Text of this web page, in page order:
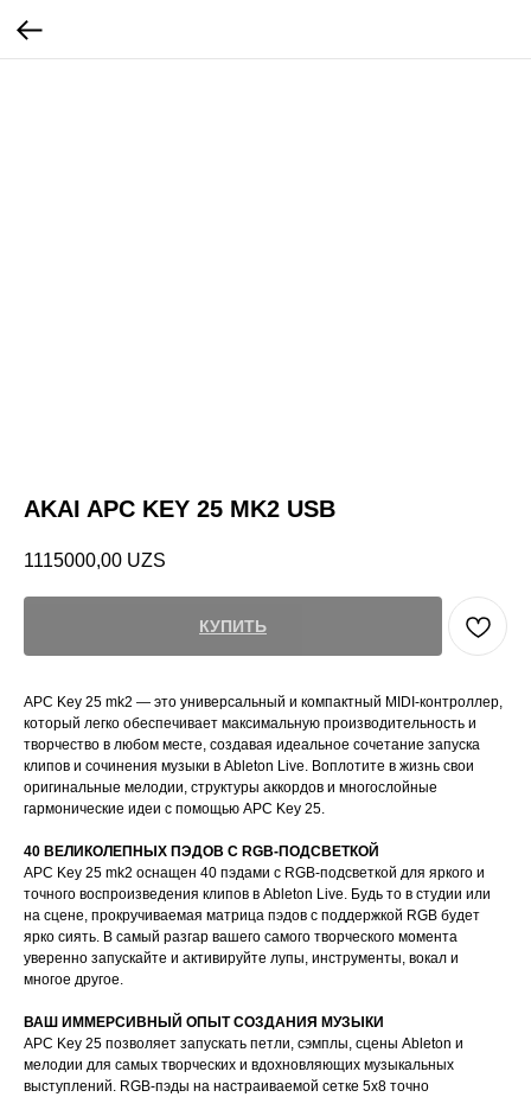
AKAI APC KEY 25 MK2 USB
1115000,00 UZS
КУПИТЬ
APC Key 25 mk2 — это универсальный и компактный MIDI-контроллер,
который легко обеспечивает максимальную производительность и
творчество в любом месте, создавая идеальное сочетание запуска
клипов и сочинения музыки в Ableton Live. Воплотите в жизнь свои
оригинальные мелодии, структуры аккордов и многослойные
гармонические идеи с помощью APC Key 25.
40 ВЕЛИКОЛЕПНЫХ ПЭДОВ С RGB-ПОДСВЕТКОЙ
APC Key 25 mk2 оснащен 40 пэдами с RGB-подсветкой для яркого и
точного воспроизведения клипов в Ableton Live. Будь то в студии или
на сцене, прокручиваемая матрица пэдов с поддержкой RGB будет
ярко сиять. В самый разгар вашего самого творческого момента
уверенно запускайте и активируйте лупы, инструменты, вокал и
многое другое.
ВАШ ИММЕРСИВНЫЙ ОПЫТ СОЗДАНИЯ МУЗЫКИ
APC Key 25 позволяет запускать петли, сэмплы, сцены Ableton и
мелодии для самых творческих и вдохновляющих музыкальных
выступлений. RGB-пэды на настраиваемой сетке 5x8 точно